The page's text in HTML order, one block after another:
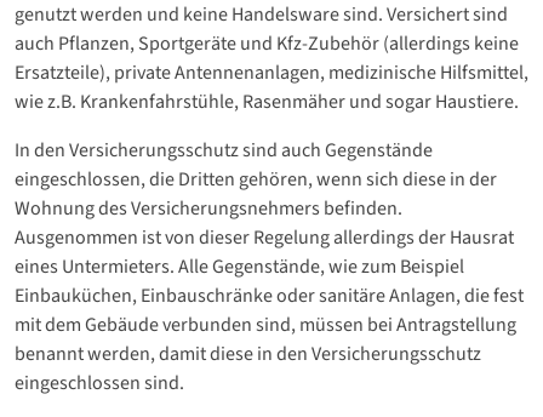
genutzt werden und keine Handelsware sind. Versichert sind
auch Pflanzen, Sportgeräte und Kfz-Zubehör (allerdings keine
Ersatzteile), private Antennenanlagen, medizinische Hilfsmittel,
wie z.B. Krankenfahrstühle, Rasenmäher und sogar Haustiere.
In den Versicherungsschutz sind auch Gegenstände
eingeschlossen, die Dritten gehören, wenn sich diese in der
Wohnung des Versicherungsnehmers befinden.
Ausgenommen ist von dieser Regelung allerdings der Hausrat
eines Untermieters. Alle Gegenstände, wie zum Beispiel
Einbauküchen, Einbauschränke oder sanitäre Anlagen, die fest
mit dem Gebäude verbunden sind, müssen bei Antragstellung
benannt werden, damit diese in den Versicherungsschutz
eingeschlossen sind.